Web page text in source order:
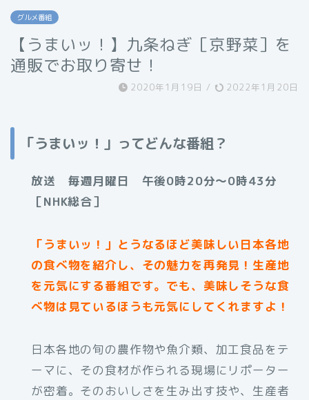
グルメ番組
【うまいッ！】九条ねぎ［京野菜］を
通販でお取り寄せ！
2020年1月19日 / 2022年1月20日
「うまいッ！」ってどんな番組？
放送 毎週月曜日 午後0時20分～0時43分
［NHK総合］
「うまいッ！」とうなるほど美味しい日本各地
の食べ物を紹介し、その魅力を再発見！生産地
を元気にする番組です。でも、美味しそうな食
べ物は見ているほうも元気にしてくれますよ！
日本各地の旬の農作物や魚介類、加工食品をテ
ーマに、その食材が作られる現場にリポーター
が密着。そのおいしさを生み出す技や、生産者